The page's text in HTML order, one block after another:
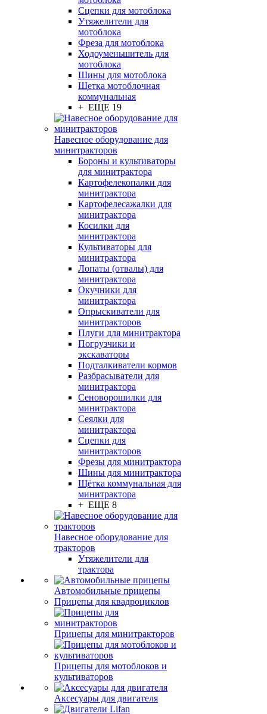
Сцепки для мотоблока
Утяжелители для
мотоблока
Фреза для мотоблока
Ходоуменьшитель для
мотоблока
Шины для мотоблока
Щетка мотоблочная
коммунальная
+ ЕЩЕ 19
Навесное оборудование для
минитракторов
Бороны и культиваторы
для минитрактора
Картофелекопалки для
минитрактора
Картофелесажалки для
минитрактора
Косилки для
минитрактора
Культиваторы для
минитрактора
Лопаты (отвалы) для
минитрактора
Окучники для
минитрактора
Опрыскиватели для
минитракторов
Плуги для минитрактора
Погрузчики и
экскаваторы
Подталкиватели кормов
Разбрасыватели для
минитрактора
Сеноворошилки для
минитрактора
Сеялки для
минитрактора
Сцепки для
минитракторов
Фрезы для минитрактора
Шины для минитрактора
Щётка коммунальная для
минитрактора
+ ЕЩЕ 8
Навесное оборудование для
тракторов
Утяжелители для
трактора
Автомобильные прицепы
Прицепы для квадроциклов
Прицепы для минитракторов
Прицепы для мотоблоков и
культиваторов
Аксесуары для двигателя